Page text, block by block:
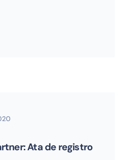
Ata de registro